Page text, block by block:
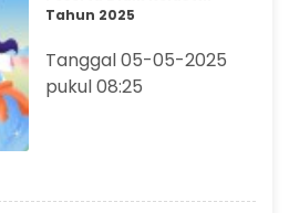
Tahun 2025
Tanggal 05-05-2025
pukul 08:25